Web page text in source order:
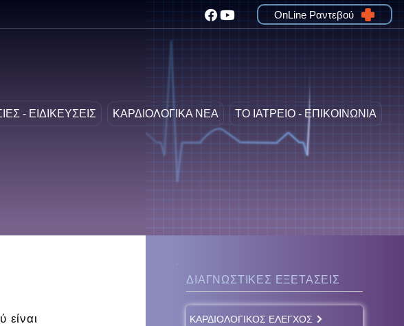
OnLine Ραντεβού
- ΕΙΔΙΚΕΥΣΕΙΣ ΚΑΡΔΙΟΛΟΓΙΚΑ ΝΕΑ ΤΟ ΙΑΤΡΕΙΟ - ΕΠΙΚΟΙΝΩΝΙΑ
ΔΙΑΓΝΩΣΤΙΚΕΣ ΕΞΕΤΑΣΕΙΣ
ΚΑΡΔΙΟΛΟΓΙΚΟΣ ΕΛΕΓΧΟΣ